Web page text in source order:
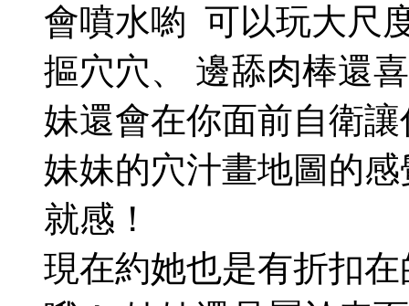
會噴水喲 可以玩大尺
摳穴穴、 邊舔肉棒還
妹還會在你面前自衛
妹妹的穴汁畫地圖的
就感！
現在約她也是有折扣